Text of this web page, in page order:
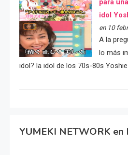
para
idol
en 10
A la
lo más
idol? la idol de los 70s-80s
YUMEKI NETWORK en